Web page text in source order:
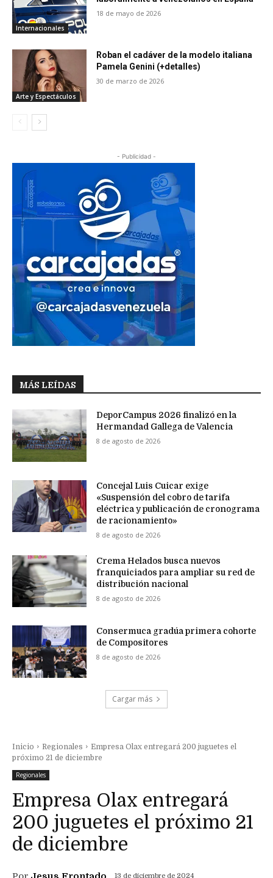
Internacionales
18 de mayo de 2026
Arte y Espectáculos
Roban el cadáver de la modelo italiana
Pamela Genini (+detalles)
30 de marzo de 2026
- Publicidad -
MÁS LEÍDAS
DeporCampus 2026 finalizó en la
Hermandad Gallega de Valencia
8 de agosto de 2026
Concejal Luis Cuicar exige
«Suspensión del cobro de tarifa
eléctrica y publicación de cronograma
de racionamiento»
8 de agosto de 2026
Crema Helados busca nuevos
franquiciados para ampliar su red de
distribución nacional
8 de agosto de 2026
Consermuca gradúa primera cohorte
de Compositores
8 de agosto de 2026
Cargar más